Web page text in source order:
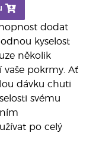
dodat
kyselost
několik
vaše pokrmy. Ať
dávku chuti
svému
po celý